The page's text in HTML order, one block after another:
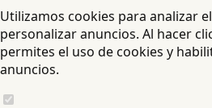
Utilizamos cookies para analizar
personalizar anuncios. Al hacer
permites el uso de cookies y
anuncios.